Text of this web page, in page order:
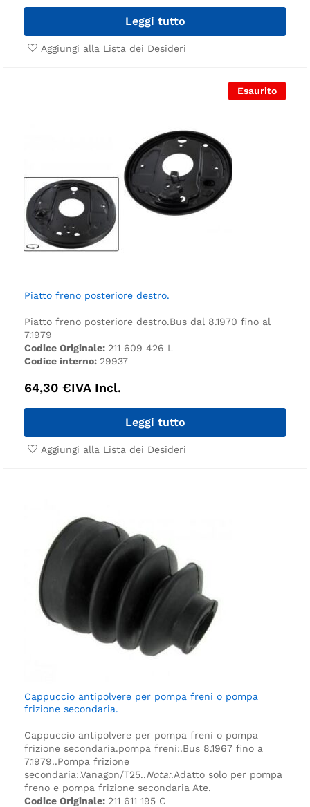
Leggi tutto
Aggiungi alla Lista dei Desideri
Esaurito
Piatto freno posteriore destro.
Piatto freno posteriore destro.Bus dal 8.1970 fino al
7.1979
Codice Originale: 211 609 426 L
Codice interno: 29937
64,30 €IVA Incl.
Leggi tutto
Aggiungi alla Lista dei Desideri
Cappuccio antipolvere per pompa freni o pompa
frizione secondaria.
Cappuccio antipolvere per pompa freni o pompa
frizione secondaria.pompa freni:.Bus 8.1967 fino a
7.1979..Pompa frizione
secondaria:.Vanagon/T25..Nota:.Adatto solo per pompa
freno e pompa frizione secondaria Ate.
Codice Originale: 211 611 195 C